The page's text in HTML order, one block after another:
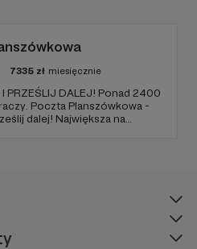
7335 zł miesięcznie
I PRZEŚLIJ DALEJ! Ponad 2400
Poczta Planszówkowa -
dalej! Największa na